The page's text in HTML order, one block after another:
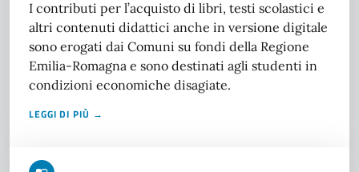
I contributi per l’acquisto di libri, testi scolastici e
altri contenuti didattici anche in versione digitale
sono erogati dai Comuni su fondi della Regione
Emilia-Romagna e sono destinati agli studenti in
condizioni economiche disagiate.
LEGGI DI PIÙ →